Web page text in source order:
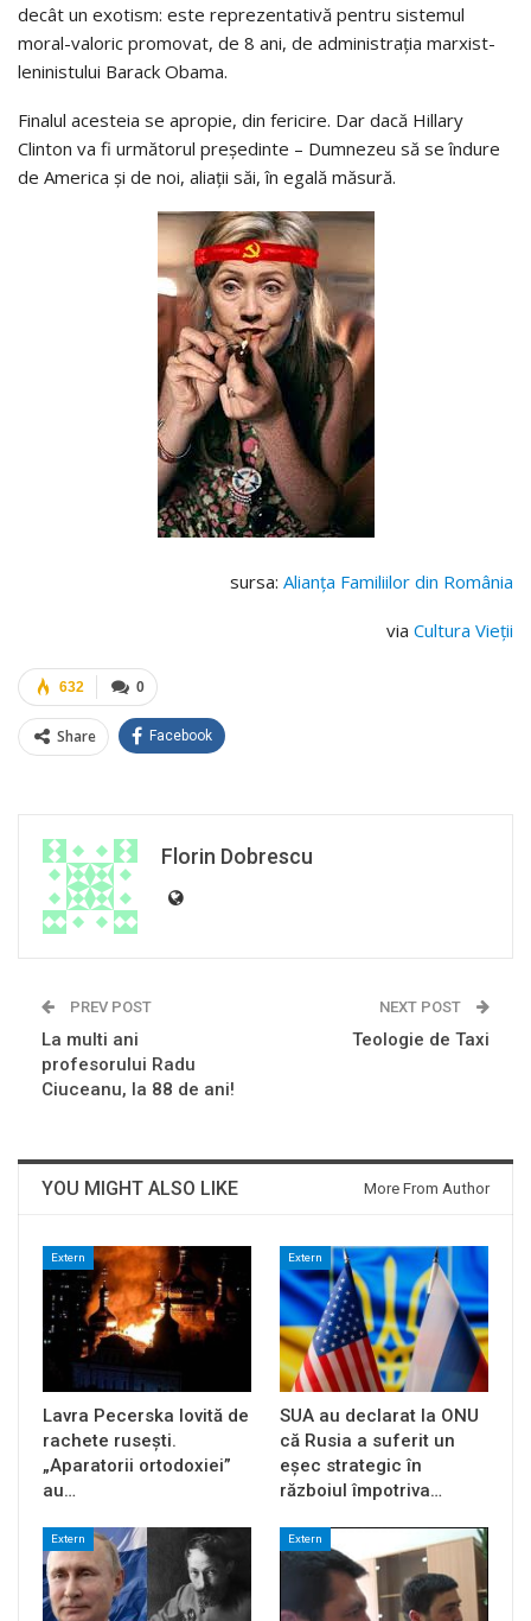
decât un exotism: este reprezentativă pentru sistemul
moral-valoric promovat, de 8 ani, de administrația marxist-
leninistului Barack Obama.
Finalul acesteia se apropie, din fericire. Dar dacă Hillary
Clinton va fi următorul președinte – Dumnezeu să se îndure
de America și de noi, aliații săi, în egală măsură.
sursa: Alianța Familiilor din România
via Cultura Vieții
0
632
Share Facebook
Florin Dobrescu
PREV POST
La multi ani
profesorului Radu
Ciuceanu, la 88 de ani!
NEXT POST
Teologie de Taxi
YOU MIGHT ALSO LIKE More From Author
Extern
Lavra Pecerska lovită de
rachete rusești.
„Aparatorii ortodoxiei”
au…
Extern
SUA au declarat la ONU
că Rusia a suferit un
eșec strategic în
războiul împotriva…
Extern Extern